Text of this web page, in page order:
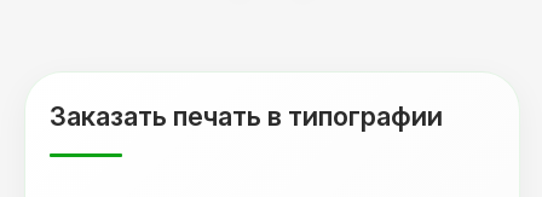
Заказать печать в типографии